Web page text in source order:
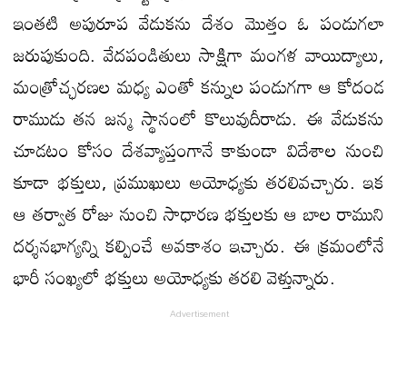
ఇంతటి అపురూప వేడుకను దేశం మొత్తం ఓ పండుగలా
జరుపుకుంది. వేదపండితులు సాక్షిగా మంగళ వాయిద్యాలు,
మంత్రోచ్ఛరణల మధ్య ఎంతో కన్నుల పండుగగా ఆ కోదండ
రాముడు తన జన్మ స్థానంలో కొలువుదీరాడు. ఈ వేడుకను
చూడటం కోసం దేశవ్యాప్తంగానే కాకుండా విదేశాల నుంచి
కూడా భక్తులు, ప్రముఖులు అయోధ్యకు తరలివచ్చారు. ఇక
ఆ తర్వాత రోజు నుంచి సాధారణ భక్తులకు ఆ బాల రాముని
దర్శనభాగ్యన్ని కల్పించే అవకాశం ఇచ్చారు. ఈ క్రమంలోనే
భారీ సంఖ్యలో భక్తులు అయోధ్యకు తరలి వెళ్తున్నారు.